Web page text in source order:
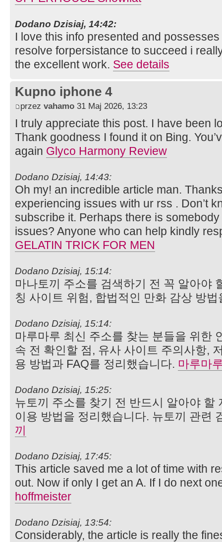
Dodano Dzisiaj, 14:42:
I love this info presented and
resolve forpersistance to succeed i
the excellent work. See details
Kupno iphone 4
przez vahamo 31 Maj 2026, 13:23
I truly appreciate this post. I have been
Thank goodness I found it on Bing.
again Glyco Harmony Review
Dodano Dzisiaj, 14:43:
Oh my! an incredible article man.
experiencing issues with ur rss . Don’t
subscribe it. Perhaps there is
issues? Anyone who can help kindly
GELATIN TRICK FOR MEN
Dodano Dzisiaj, 15:14:
마나토끼 주소를 검색하기 전 꼭 알아야
칭 사이트 위험, 합법적인 만화 감상 방
Dodano Dzisiaj, 15:14:
마루마루 최신 주소를 찾는 분들을 위한
속 전 확인할 점, 유사 사이트 주의사항,
용 방법과 FAQ를 정리했습니다. 마루마
Dodano Dzisiaj, 15:25:
뉴토끼 주소를 찾기 전 반드시 알아야 할
이용 방법을 정리했습니다. 뉴토끼 관련
끼
Dodano Dzisiaj, 17:45:
This article saved me a lot of time with
out. Now if only I get an A. If I do next
hoffmeister
Dodano Dzisiaj, 13:54:
Considerably, the article is really the